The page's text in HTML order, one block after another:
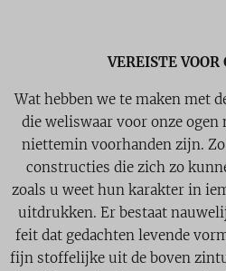
VEREISTE VOOR
Wat hebben we te maken met
die weliswaar voor onze
niettemin voorhanden zijn.
constructies die zich zo
zoals u weet hun karakter in
uitdrukken. Er bestaat
feit dat gedachten levende
fijn stoffelijke uit de boven